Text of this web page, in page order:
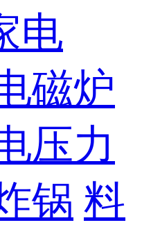
电
磁炉
压力
锅 料